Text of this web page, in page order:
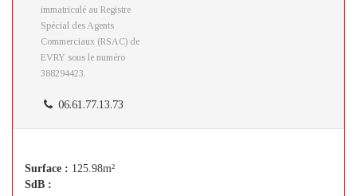
immatriculé au Registre
Spécial des Agents
Commerciaux (RSAC) de
EVRY sous le numéro
388294423.
06.61.77.13.73
Surface : 125.98m²
SdB :